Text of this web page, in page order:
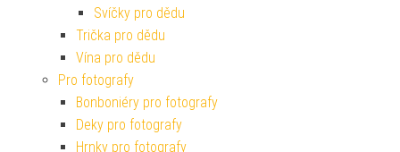
Svíčky pro dědu
Trička pro dědu
Vína pro dědu
Pro fotografy
Bonboniéry pro fotografy
Deky pro fotografy
Hrnky pro fotografy